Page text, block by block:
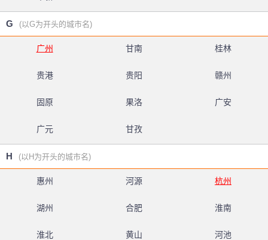
G (以G为开头的城市名)
广州 甘南 桂林
贵港 贵阳 赣州
固原 果洛 广安
广元 甘孜
H (以H为开头的城市名)
惠州 河源 杭州
湖州 合肥 淮南
淮北 黄山 河池